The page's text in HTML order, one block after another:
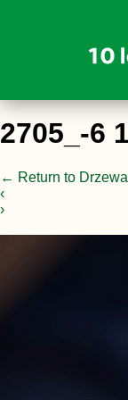
2705_-6
← Return to Drzewa
‹
›